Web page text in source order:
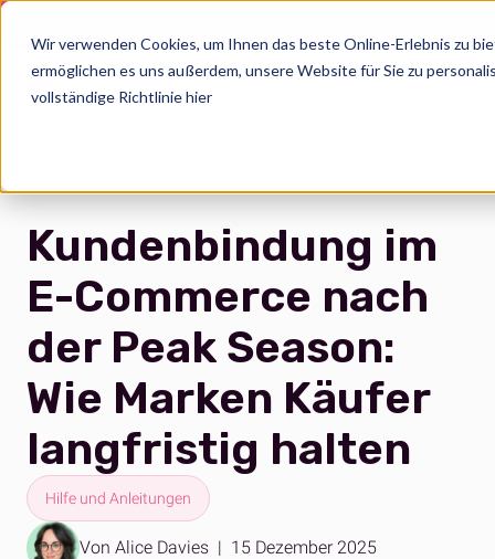
Wir verwenden Cookies, um Ihnen das beste Online-Erlebnis zu
ermöglichen es uns außerdem, unsere Website für Sie zu
vollständige Richtlinie hier
Kundenbindung im
E-Commerce nach
der Peak Season:
Wie Marken Käufer
langfristig halten
Hilfe und Anleitungen
Von Alice Davies | 15 Dezember 2025